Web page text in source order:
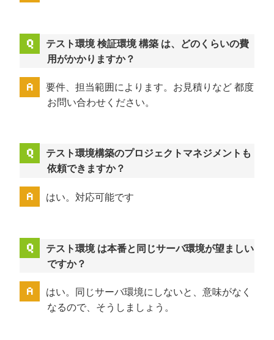
テスト環境 検証環境 構築 は、どのくらいの費
用がかかりますか？
要件、担当範囲によります。お見積りなど 都度
お問い合わせください。
テスト環境構築のプロジェクトマネジメントも
依頼できますか？
はい。対応可能です
テスト環境 は本番と同じサーバ環境が望ましい
ですか？
はい。同じサーバ環境にしないと、意味がなく
なるので、そうしましょう。